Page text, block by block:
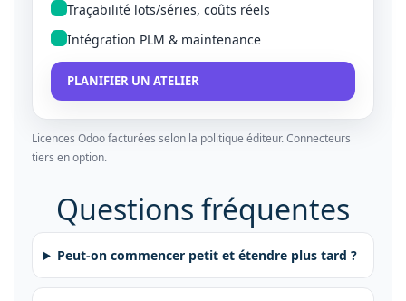
Traçabilité lots/séries, coûts réels
Intégration PLM & maintenance
PLANIFIER UN ATELIER
Licences Odoo facturées selon la politique éditeur. Connecteurs
tiers en option.
Questions fréquentes
Peut-on commencer petit et étendre plus tard ?